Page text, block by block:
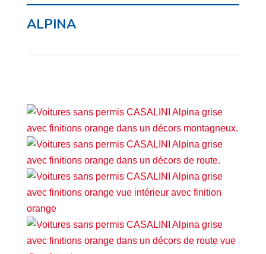
ALPINA